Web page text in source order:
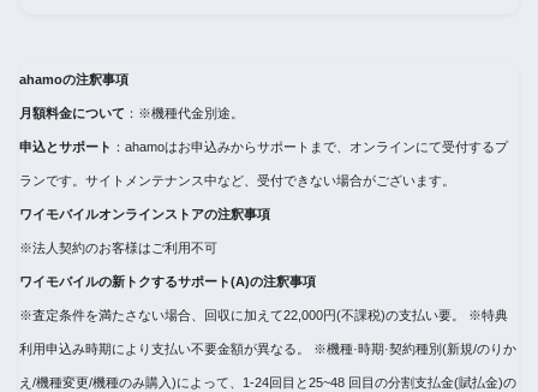
ahamoの注釈事項
月額料金について ：※機種代金別途。
申込とサポート ：ahamoはお申込みからサポートまで、オンラインにて受付するプ
ランです。サイトメンテナンス中など、受付できない場合がございます。
ワイモバイルオンラインストアの注釈事項
※法人契約のお客様はご利用不可
ワイモバイルの新トクするサポート(A)の注釈事項
※査定条件を満たさない場合、回収に加えて22,000円(不課税)の支払い要。 ※特典
利用申込み時期により支払い不要金額が異なる。 ※機種·時期·契約種別(新規/のりか
え/機種変更/機種のみ購入)によって、1-24回目と25~48 回目の分割支払金(賦払金)の